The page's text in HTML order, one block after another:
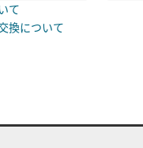
て
換について